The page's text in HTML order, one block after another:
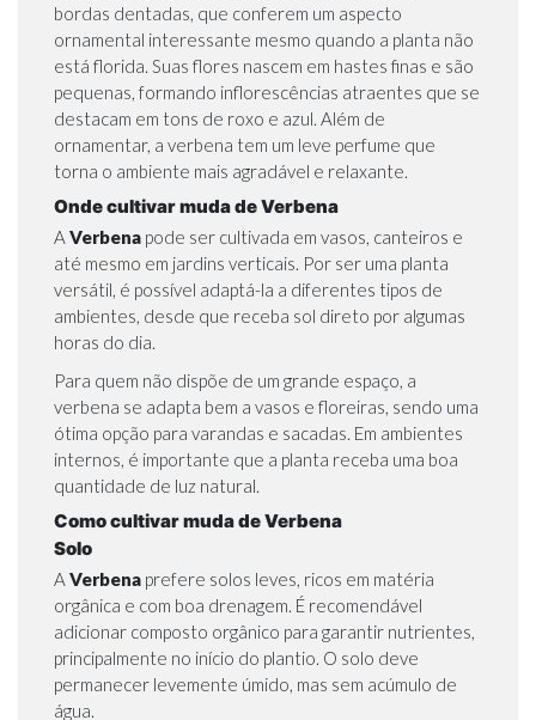
bordas dentadas, que conferem um aspecto
ornamental interessante mesmo quando a planta não
está florida. Suas flores nascem em hastes finas e são
pequenas, formando inflorescências atraentes que se
destacam em tons de roxo e azul. Além de
ornamentar, a verbena tem um leve perfume que
torna o ambiente mais agradável e relaxante.
Onde cultivar muda de Verbena
A Verbena pode ser cultivada em vasos, canteiros e
até mesmo em jardins verticais. Por ser uma planta
versátil, é possível adaptá-la a diferentes tipos de
ambientes, desde que receba sol direto por algumas
horas do dia.
Para quem não dispõe de um grande espaço, a
verbena se adapta bem a vasos e floreiras, sendo uma
ótima opção para varandas e sacadas. Em ambientes
internos, é importante que a planta receba uma boa
quantidade de luz natural.
Como cultivar muda de Verbena
Solo
A Verbena prefere solos leves, ricos em matéria
orgânica e com boa drenagem. É recomendável
adicionar composto orgânico para garantir nutrientes,
principalmente no início do plantio. O solo deve
permanecer levemente úmido, mas sem acúmulo de
água.